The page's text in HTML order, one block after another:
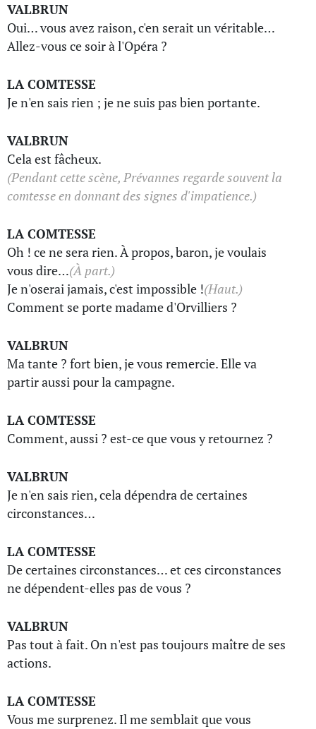
VALBRUN
Oui… vous avez raison, c'en serait un véritable…
Allez-vous ce soir à l'Opéra ?
LA COMTESSE
Je n'en sais rien ; je ne suis pas bien portante.
VALBRUN
Cela est fâcheux.
(Pendant cette scène, Prévannes regarde souvent la
comtesse en donnant des signes d'impatience.)
LA COMTESSE
Oh ! ce ne sera rien. À propos, baron, je voulais
vous dire…(À part.)
Je n'oserai jamais, c'est impossible !(Haut.)
Comment se porte madame d'Orvilliers ?
VALBRUN
Ma tante ? fort bien, je vous remercie. Elle va
partir aussi pour la campagne.
LA COMTESSE
Comment, aussi ? est-ce que vous y retournez ?
VALBRUN
Je n'en sais rien, cela dépendra de certaines
circonstances…
LA COMTESSE
De certaines circonstances… et ces circonstances
ne dépendent-elles pas de vous ?
VALBRUN
Pas tout à fait. On n'est pas toujours maître de ses
actions.
LA COMTESSE
Vous me surprenez. Il me semblait que vous